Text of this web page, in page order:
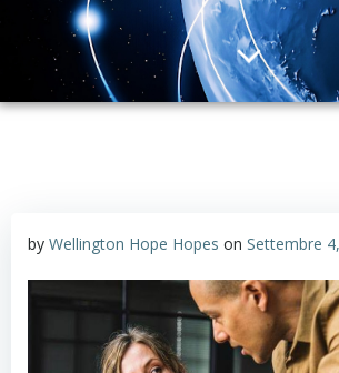
by Wellington Hope Hopes on Settembre